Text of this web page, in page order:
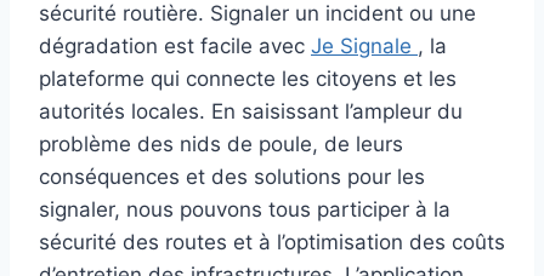
sécurité routière. Signaler un incident ou une
dégradation est facile avec Je Signale , la
plateforme qui connecte les citoyens et les
autorités locales. En saisissant l’ampleur du
problème des nids de poule, de leurs
conséquences et des solutions pour les
signaler, nous pouvons tous participer à la
sécurité des routes et à l’optimisation des coûts